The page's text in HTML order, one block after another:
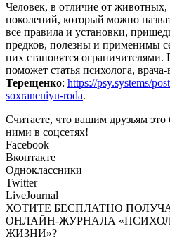
Человек, в отличие от
поколений, который можно
все правила и установки,
предков, полезны и применимы
них становятся ограничителями.
поможет статья психолога, врача-
Терещенко: https://psy.systems/
soxraneniyu-roda.
Считаете, что вашим друзьям это
ними в соцсетях!
Facebook
Вконтакте
Одноклассники
Twitter
LiveJournal
ХОТИТЕ БЕСПЛАТНО
ОНЛАЙН-ЖУРНАЛА
ЖИЗНИ»?